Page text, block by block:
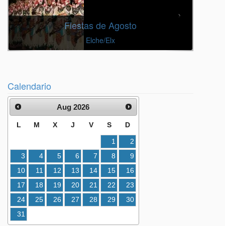
Fiestas de Agosto
Elche/Elx
Calendario
Aug 2026
L M X J V S D
1
2
3
4 5 6 7 8
9
10
11 12 13 14 15
16
17
18 19 20 21 22
23
24
25 26 27 28 29
30
31